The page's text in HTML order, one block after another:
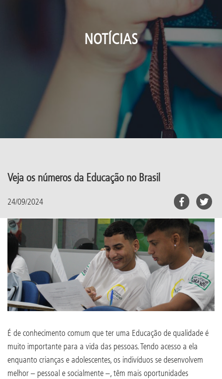
NOTÍCIAS
Veja os números da Educação no Brasil
24/09/2024
É de conhecimento comum que ter uma Educação de qualidade é
muito importante para a vida das pessoas. Tendo acesso a ela
enquanto crianças e adolescentes, os indivíduos se desenvolvem
melhor – pessoal e socialmente –, têm mais oportunidades